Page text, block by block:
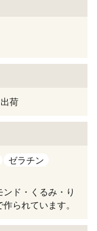
荷
ゼラチン
ド・くるみ・り
られています。